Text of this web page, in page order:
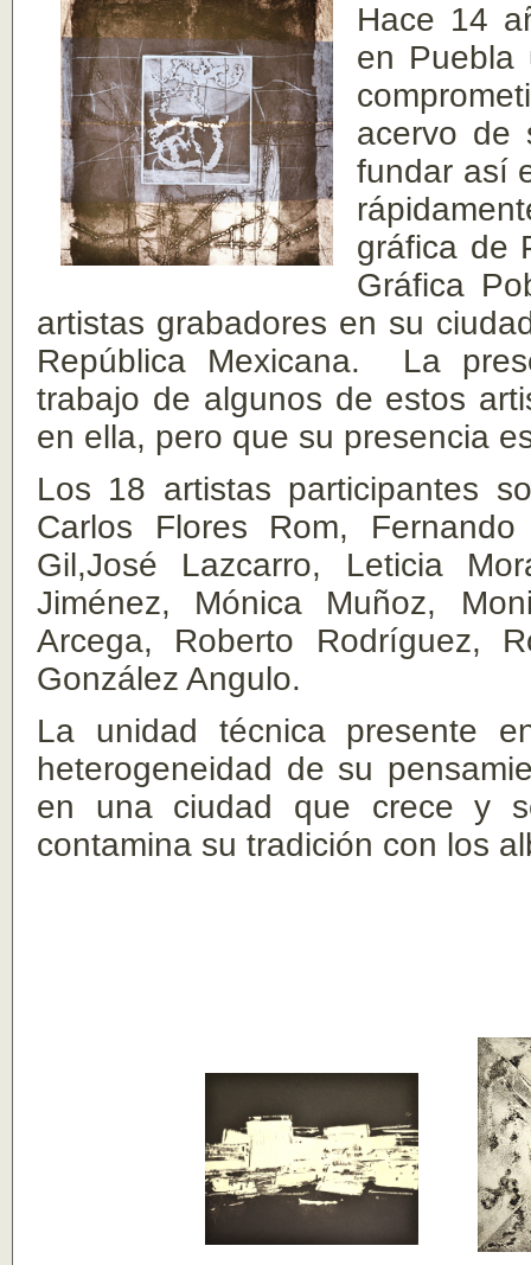
Hace 14
en Puebla
acervo de
fundar así
gráfica de
Gráfica
artistas grabadores en su
República Mexicana. La
trabajo de algunos de estos
en ella, pero que su presencia
Los 18 artistas participantes
Carlos Flores Rom,
Gil,José Lazcarro, Leticia
Jiménez, Mónica Muñoz,
Arcega, Roberto Rodríguez,
González Angulo.
La unidad técnica presente
heterogeneidad de su
en una ciudad que crece y
contamina su tradición con los